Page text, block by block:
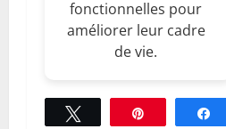
fonctionnelles pour
améliorer leur cadre
de vie.
Tweetez